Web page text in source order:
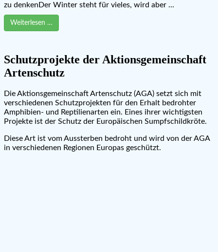
zu denkenDer Winter steht für vieles, wird aber ...
Weiterlesen …
Schutzprojekte der Aktionsgemeinschaft
Artenschutz
Die Aktionsgemeinschaft Artenschutz (AGA) setzt sich mit
verschiedenen Schutzprojekten für den Erhalt bedrohter
Amphibien- und Reptilienarten ein. Eines ihrer wichtigsten
Projekte ist der Schutz der Europäischen Sumpfschildkröte.
Diese Art ist vom Aussterben bedroht und wird von der AGA
in verschiedenen Regionen Europas geschützt.